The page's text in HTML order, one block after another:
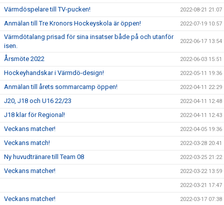
Värmdöspelare till TV-pucken! 2022-08-21 21:07
Anmälan till Tre Kronors Hockeyskola är öppen! 2022-07-19 10:57
Värmdötalang prisad för sina insatser både på och utanför
isen.
2022-06-17 13:54
Årsmöte 2022 2022-06-03 15:51
Hockeyhandskar i Värmdö-design! 2022-05-11 19:36
Anmälan till årets sommarcamp öppen! 2022-04-11 22:29
J20, J18 och U16 22/23 2022-04-11 12:48
J18 klar för Regional! 2022-04-11 12:43
Veckans matcher! 2022-04-05 19:36
Veckans match! 2022-03-28 20:41
Ny huvudtränare till Team 08 2022-03-25 21:22
Veckans matcher! 2022-03-22 13:59
2022-03-21 17:47
Veckans matcher! 2022-03-17 07:38